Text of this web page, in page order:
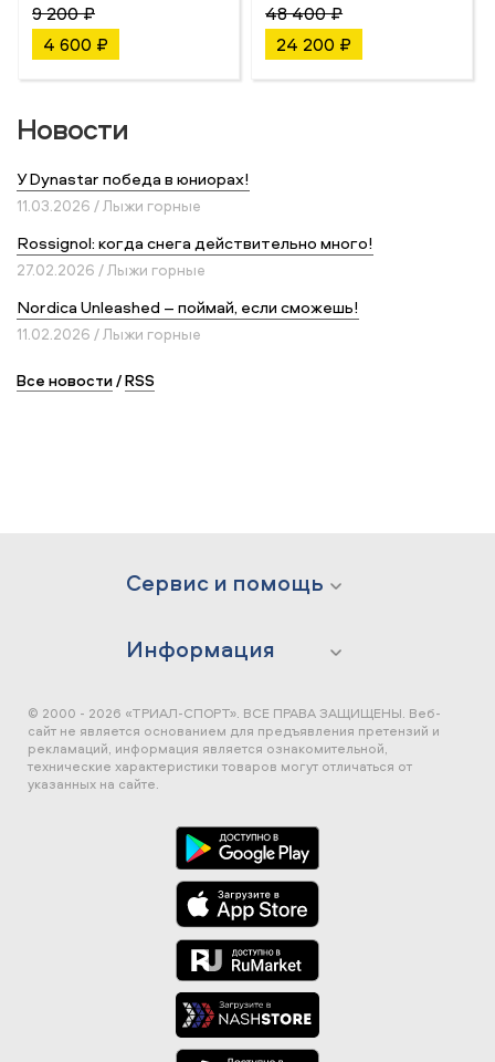
9 200 ₽
4 600 ₽
48 400 ₽
24 200 ₽
Новости
У Dynastar победа в юниорах!
11.03.2026 / Лыжи горные
Rossignol: когда снега действительно много!
27.02.2026 / Лыжи горные
Nordica Unleashed – поймай, если сможешь!
11.02.2026 / Лыжи горные
Все новости/RSS
Сервис и помощь
Информация
© 2000 - 2026 «ТРИАЛ-СПОРТ». ВСЕ ПРАВА ЗАЩИЩЕНЫ. Веб-
сайт не является основанием для предъявления претензий и
рекламаций, информация является ознакомительной,
технические характеристики товаров могут отличаться от
указанных на сайте.